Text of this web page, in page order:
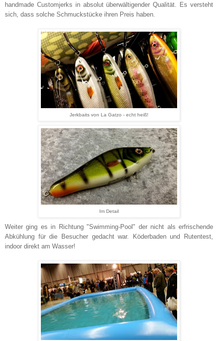
handmade Customjerks in absolut überwältigender Qualität. Es versteht
sich, dass solche Schmuckstücke ihren Preis haben.
Jerkbaits von La Gatzo - echt heiß!
Im Detail
Weiter ging es in Richtung "Swimming-Pool" der nicht als erfrischende
Abkühlung für die Besucher gedacht war. Köderbaden und Rutentest,
indoor direkt am Wasser!